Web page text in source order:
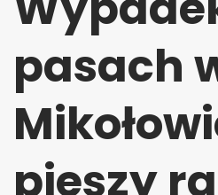
pasach
pieszy